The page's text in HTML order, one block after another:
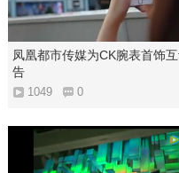
凤凰都市传媒为CK腕表首饰
告
1049 0